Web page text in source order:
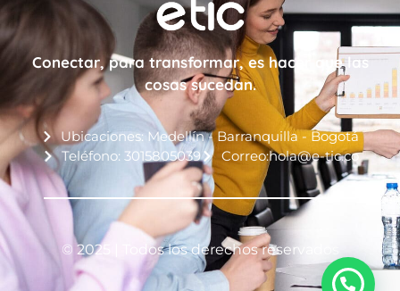
Conectar, para transformar, es hacer que las
cosas sucedan.
Ubicaciones: Medellín - Barranquilla - Bogotá
Teléfono: 3015805039
Correo:hola@e-tic.co
© 2025 | Todos los derechos reservados